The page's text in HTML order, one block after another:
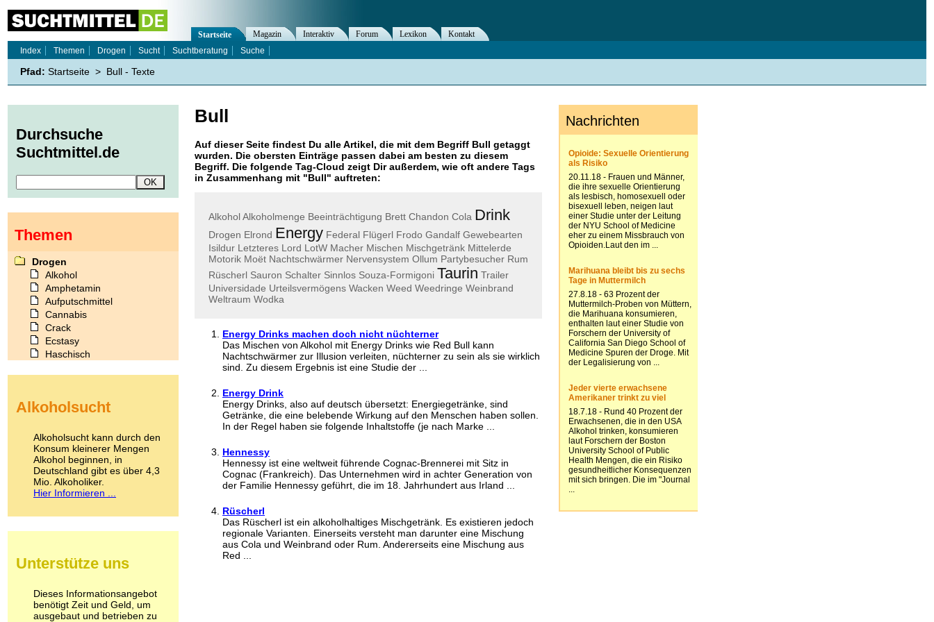
Bull
Auf dieser Seite findest Du alle Artikel, die mit dem Begriff Bull getaggt
wurden. Die obersten Einträge passen dabei am besten zu diesem
Begriff. Die folgende Tag-Cloud zeigt Dir außerdem, wie oft andere Tags
in Zusammenhang mit "Bull" auftreten:
AlkoholAlkoholmenge Beeinträchtigung Brett Chandon Cola Drink
Drogen Elrond Energy Federal Flügerl Frodo Gandalf Gewebearten
Isildur Letzteres Lord LotW Macher Mischen Mischgetränk Mittelerde
Motorik Moët Nachtschwärmer Nervensystem Ollum Partybesucher Rum
Rüscherl Sauron Schalter Sinnlos Souza-Formigoni Taurin Trailer
Universidade Urteilsvermögens Wacken Weed Weedringe Weinbrand
Weltraum Wodka
Energy Drinks machen doch nicht nüchterner
Das Mischen von Alkohol mit Energy Drinks wie Red Bull kann
Nachtschwärmer zur Illusion verleiten, nüchterner zu sein als sie wirklich
sind. Zu diesem Ergebnis ist eine Studie der ...
Energy Drink
Energy Drinks, also auf deutsch übersetzt: Energiegetränke, sind
Getränke, die eine belebende Wirkung auf den Menschen haben sollen.
In der Regel haben sie folgende Inhaltstoffe (je nach Marke ...
Hennessy
Hennessy ist eine weltweit führende Cognac-Brennerei mit Sitz in
Cognac (Frankreich). Das Unternehmen wird in achter Generation von
der Familie Hennessy geführt, die im 18. Jahrhundert aus Irland ...
Rüscherl
Das Rüscherl ist ein alkoholhaltiges Mischgetränk. Es existieren jedoch
regionale Varianten. Einerseits versteht man darunter eine Mischung
aus Cola und Weinbrand oder Rum. Andererseits eine Mischung aus
Red ...
Startseite Magazin Interaktiv Forum Lexikon
Kontakt
Index
Themen Drogen Sucht Suchtberatung Suche
Pfad: Startseite > Bull - Texte
Durchsuche
Suchtmittel.de
Themen
Drogen
Alkohol
Amphetamin
Aufputschmittel
Cannabis
Crack
Ecstasy
Haschisch
Kokain
LSD
Marihuana
Medikamente
Meskalin
Metamphetamin
Methadon
Pilze
Psychopharmaka
Schlafmittel
Schmerzmittel
Alkoholsucht
Alkoholsucht kann durch den
Konsum kleinerer Mengen
Alkohol beginnen, in
Deutschland gibt es über 4,3
Mio. Alkoholiker.
Hier Informieren ...
Unterstütze uns
Dieses Informationsangebot
benötigt Zeit und Geld, um
ausgebaut und betrieben zu